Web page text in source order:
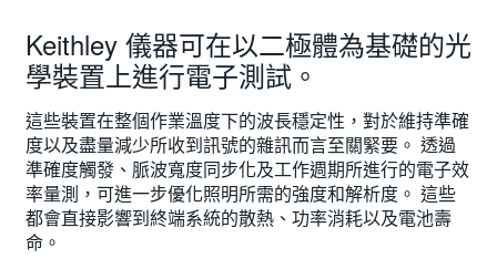
Keithley 儀器可在以二極體為基礎的光
學裝置上進行電子測試。
這些裝置在整個作業溫度下的波長穩定性，對於維持準確
度以及盡量減少所收到訊號的雜訊而言至關緊要。 透過
準確度觸發、脈波寬度同步化及工作週期所進行的電子效
率量測，可進一步優化照明所需的強度和解析度。 這些
都會直接影響到終端系統的散熱、功率消耗以及電池壽
命。